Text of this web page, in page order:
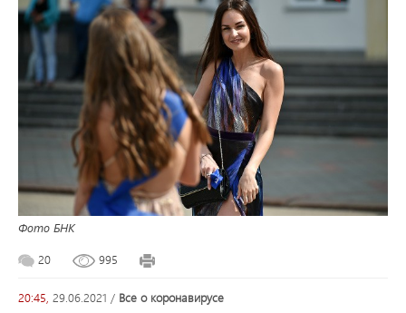
Фото БНК
20 995
20:45, 29.06.2021 / все о коронавирусе